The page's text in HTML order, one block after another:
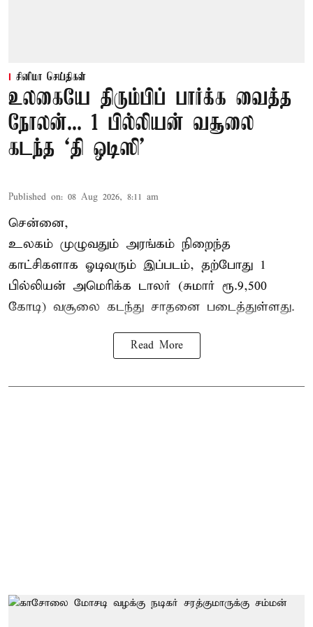
சினிமா செய்திகள்
உலகையே திரும்பிப் பார்க்க வைத்த
நோலன்... 1 பில்லியன் வசூலை
கடந்த ‘தி ஒடிஸி’
Published on: 08 Aug 2026, 8:11 am
சென்னை,
உலகம் முழுவதும் அரங்கம் நிறைந்த
காட்சிகளாக ஓடிவரும் இப்படம், தற்போது 1
பில்லியன் அமெரிக்க டாலர் (சுமார் ரூ.9,500
கோடி) வசூலை கடந்து சாதனை படைத்துள்ளது.
Read More